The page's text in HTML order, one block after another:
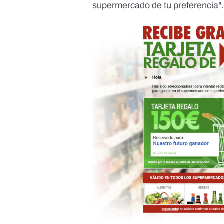
supermercado de tu preferencia".